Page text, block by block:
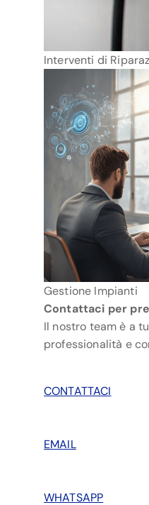
Interventi di
Gestione Impianti
Contattaci per
Il nostro team è a
professionalità e
CONTATTACI
EMAIL
WHATSAPP